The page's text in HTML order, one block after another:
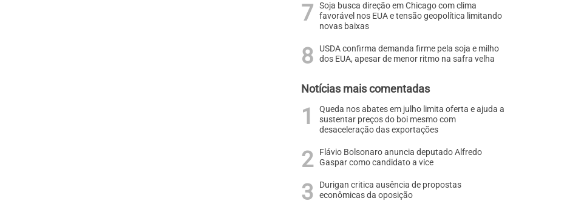
Soja busca direção em Chicago com clima
favorável nos EUA e tensão geopolítica limitando
novas baixas
USDA confirma demanda firme pela soja e milho
dos EUA, apesar de menor ritmo na safra velha
Notícias mais comentadas
Queda nos abates em julho limita oferta e ajuda a
sustentar preços do boi mesmo com
desaceleração das exportações
Flávio Bolsonaro anuncia deputado Alfredo
Gaspar como candidato a vice
Durigan critica ausência de propostas
econômicas da oposição